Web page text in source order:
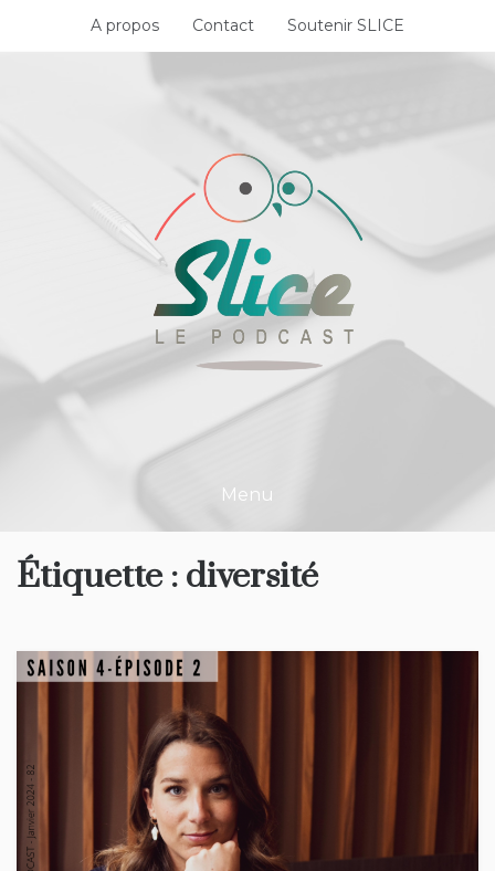
A propos Contact Soutenir SLICE
Menu
Étiquette : diversité